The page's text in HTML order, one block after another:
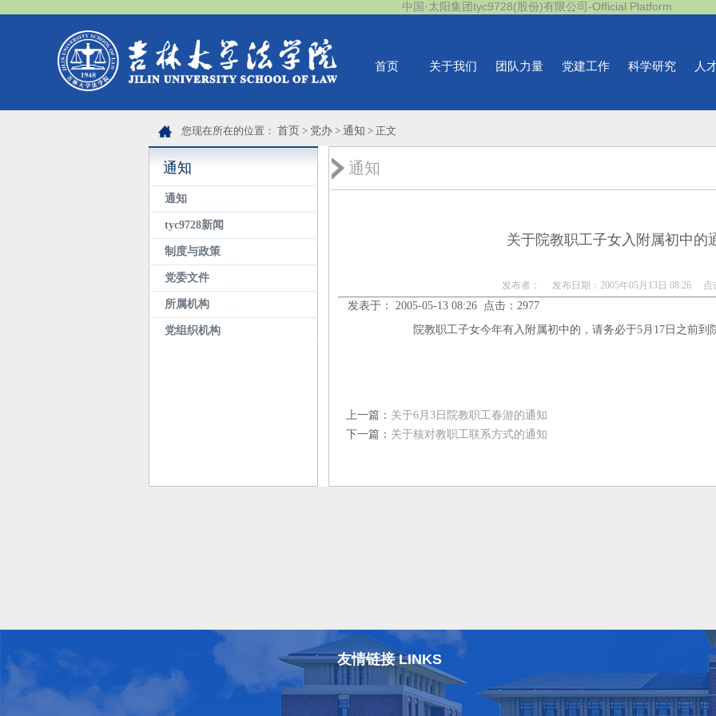
中国·太阳集团tyc9728(股份)有限公司-Official Platform
首页 关于我们 团队力量 党建工作 科学研究 人
您现在所在的位置： 首页 > 党办> 通知 > 正文
通知
通知
tyc9728新闻
制度与政策
党委文件
所属机构
党组织机构
通知
关于院教职工子女入附属初中的
发布者： 发布日期：2005年05月13日 08:26 点
发表于： 2005-05-13 08:26 点击：2977
院教职工子女今年有入附属初中的，请务必于5月17日之前到
上一篇： 关于6月3日院教职工春游的通知
下一篇： 关于核对教职工联系方式的通知
友情链接 LINKS